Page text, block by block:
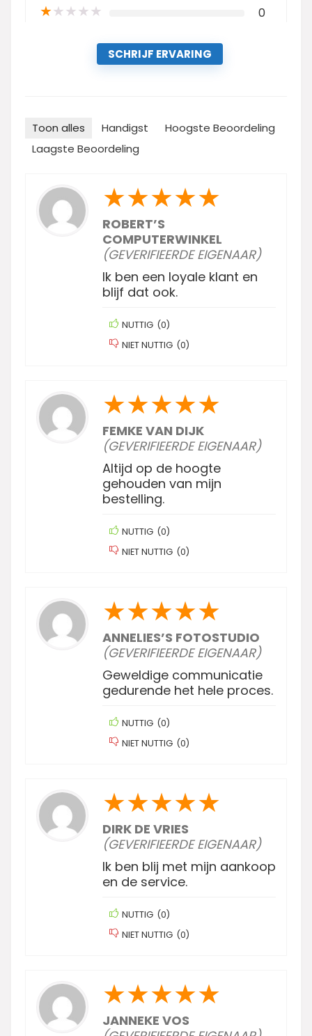
★★★★★ 0
SCHRIJF ERVARING
Toon alles Handigst
Hoogste Beoordeling
Laagste Beoordeling
★★★★★
ROBERT’S
COMPUTERWINKEL
(GEVERIFIEERDE EIGENAAR)
Ik ben een loyale klant en
blijf dat ook.
NUTTIG (0)
NIET NUTTIG (0)
★★★★★
FEMKE VAN DIJK
(GEVERIFIEERDE EIGENAAR)
Altijd op de hoogte
gehouden van mijn
bestelling.
NUTTIG (0)
NIET NUTTIG (0)
★★★★★
ANNELIES’S FOTOSTUDIO
(GEVERIFIEERDE EIGENAAR)
Geweldige communicatie
gedurende het hele proces.
NUTTIG (0)
NIET NUTTIG (0)
★★★★★
DIRK DE VRIES
(GEVERIFIEERDE EIGENAAR)
Ik ben blij met mijn aankoop
en de service.
NUTTIG (0)
NIET NUTTIG (0)
★★★★★
JANNEKE VOS